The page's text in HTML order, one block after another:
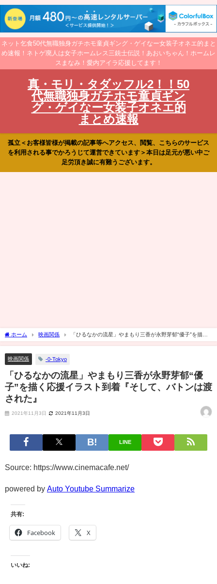
ネット乞食50代無職独身ガチホモ童貞ギング・ゲイなー女装子オネエ的まと
め速報！ネトゲ廃人は女子ホームレス三銃士伝説！あおいちゃん！ホームレ
スまなみ！愛内アイラ応援してます！
真・モリ・タダッフル2！！50
代無職独身ガチホモ童貞ギン
グ・ゲイなー女装子オネエ的
まとめ速報
孤立＜お客様皆様が掲載の記事等へアクセス、閲覧、こちらのサービス
を利用される事でかろうじて運営できています＞本日は足元が悪い中ご
足労頂き誠に有難うございます。
ホーム 映画関係
「ひるなかの流星」やまもり三香が永野芽郁“優子”を描く
応援イラスト到着『そして、バトンは渡された』
映画関係 -0-Tokyo
「ひるなかの流星」やまもり三香が永野芽郁“優
子”を描く応援イラスト到着『そして、バトンは渡
された』
2021年11月3日 2021年11月3日
LINE
Source: https://www.cinemacafe.net/
powered by Auto Youtube Summarize
共有:
Facebook X
いいね: